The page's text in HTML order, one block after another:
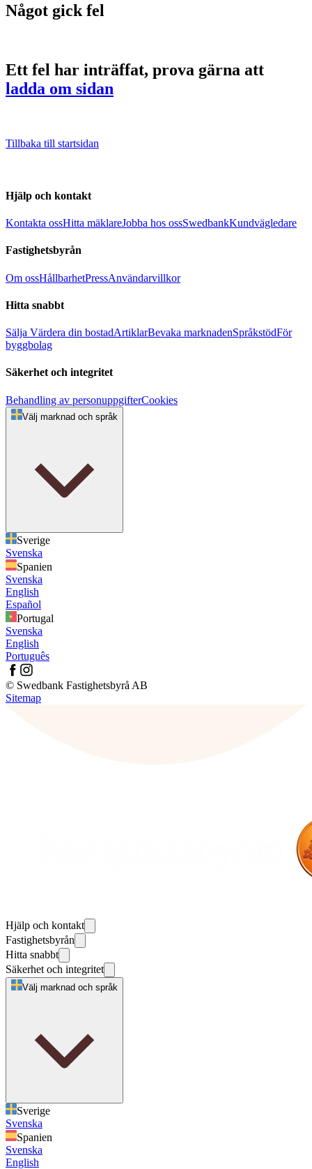
Något gick fel
Ett fel har inträffat, prova gärna att
ladda om sidan
Tillbaka till startsidan
Hjälp och kontakt
Kontakta ossHitta mäklareJobba hos ossSwedbankKundvägledare
Fastighetsbyrån
Om ossHållbarhetPressAnvändarvillkor
Hitta snabbt
Sälja Värdera din bostadArtiklarBevaka marknadenSpråkstödFör
byggbolag
Säkerhet och integritet
Behandling av personuppgifterCookies
Välj marknad och språk
Sverige
Svenska
Spanien
Svenska
English
Español
Portugal
Svenska
English
Português
© Swedbank Fastighetsbyrå AB
Sitemap
Hjälp och kontakt
Fastighetsbyrån
Hitta snabbt
Säkerhet och integritet
Välj marknad och språk
Sverige
Svenska
Spanien
Svenska
English